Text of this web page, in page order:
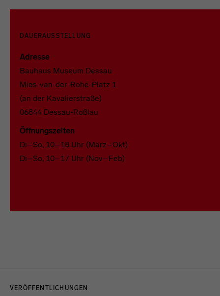
headline
DAUERAUSSTELLUNG
Adresse
Bauhaus Museum Dessau
Mies-van-der-Rohe-Platz 1
(an der Kavalierstraße)
06844 Dessau-Roßlau
Öffnungszeiten
Di–So, 10–18 Uhr (März–Okt)
Di–So, 10–17 Uhr (Nov–Feb)
VERÖFFENTLICHUNGEN